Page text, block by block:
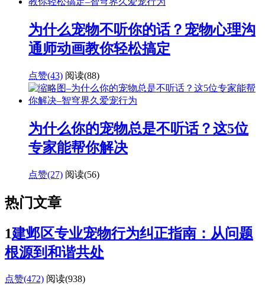
为什么宠物不听你的话？宠物心理沟
通师动画教你轻松搞定
点赞(43) 阅读(88)
为什么你的宠物总是不听话？这5位
专家能帮你解决
点赞(27) 阅读(56)
热门文章
1建邺区专业宠物行为纠正指南：从问题
根源到和谐共处
点赞(472) 阅读(938)